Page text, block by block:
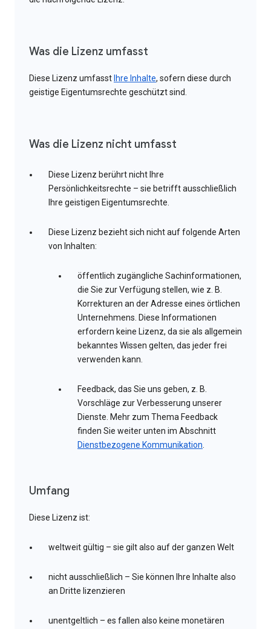
Was die Lizenz umfasst
Diese Lizenz umfasst Ihre Inhalte, sofern diese durch
geistige Eigentumsrechte geschützt sind.
Was die Lizenz nicht umfasst
Diese Lizenz berührt nicht Ihre
Persönlichkeitsrechte – sie betrifft ausschließlich
Ihre geistigen Eigentumsrechte.
Diese Lizenz bezieht sich nicht auf folgende Arten
von Inhalten:
öffentlich zugängliche Sachinformationen,
die Sie zur Verfügung stellen, wie z. B.
Korrekturen an der Adresse eines örtlichen
Unternehmens. Diese Informationen
erfordern keine Lizenz, da sie als allgemein
bekanntes Wissen gelten, das jeder frei
verwenden kann.
Feedback, das Sie uns geben, z. B.
Vorschläge zur Verbesserung unserer
Dienste. Mehr zum Thema Feedback
finden Sie weiter unten im Abschnitt
Dienstbezogene Kommunikation.
Umfang
Diese Lizenz ist:
weltweit gültig – sie gilt also auf der ganzen Welt
nicht ausschließlich – Sie können Ihre Inhalte also
an Dritte lizenzieren
unentgeltlich – es fallen also keine monetären